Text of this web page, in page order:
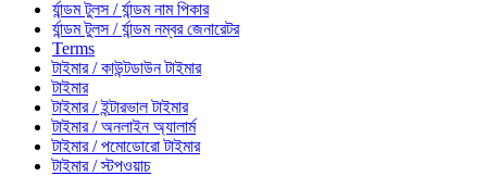
র্যান্ডম টুলস / র্যান্ডম নাম পিকার
র্যান্ডম টুলস / র্যান্ডম নম্বর জেনারেটর
Terms
টাইমার / কাউন্টডাউন টাইমার
টাইমার
টাইমার / ইন্টারভাল টাইমার
টাইমার / অনলাইন অ্যালার্ম
টাইমার / পমোডোরো টাইমার
টাইমার / স্টপওয়াচ